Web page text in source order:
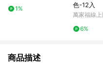
1%
色-12入
萬家福線上
6%
商品描述